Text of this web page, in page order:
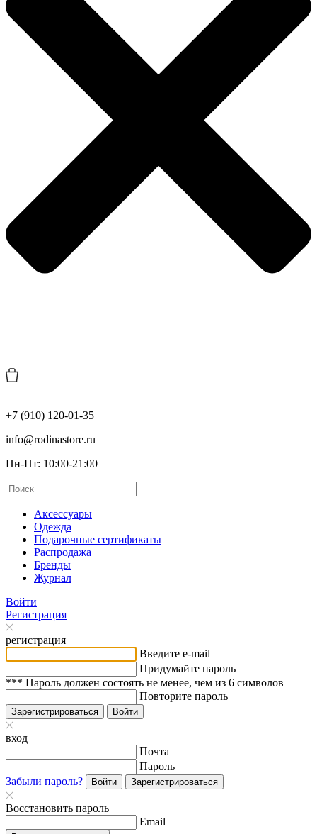
+7 (910) 120-01-35
info@rodinastore.ru
Пн-Пт: 10:00-21:00
Аксессуары
Одежда
Подарочные сертификаты
Распродажа
Бренды
Журнал
Войти
Регистрация
регистрация
Введите e-mail
Придумайте пароль
*** Пароль должен состоять не менее, чем из 6 символов
Повторите пароль
Зарегистрироваться Войти
вход
Почта
Пароль
Забыли пароль?
Войти Зарегистрироваться
Восстановить пароль
Email